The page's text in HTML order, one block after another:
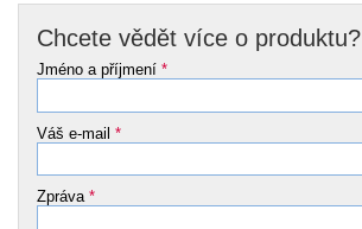
Chcete vědět více o produktu?
Jméno a příjmení *
Váš e-mail *
Zpráva *